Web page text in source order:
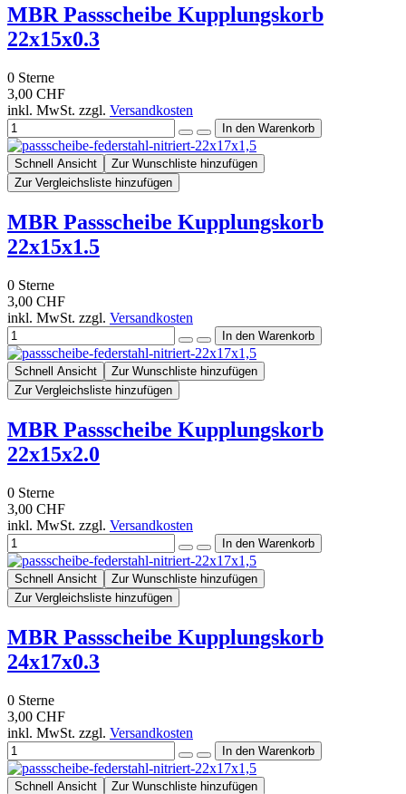
MBR Passscheibe Kupplungskorb
22x15x0.3
0 Sterne
3,00 CHF
inkl. MwSt. zzgl. Versandkosten
Schnell Ansicht
Zur Wunschliste hinzufügen
Zur Vergleichsliste hinzufügen
MBR Passscheibe Kupplungskorb
22x15x1.5
0 Sterne
3,00 CHF
inkl. MwSt. zzgl. Versandkosten
Schnell Ansicht
Zur Wunschliste hinzufügen
Zur Vergleichsliste hinzufügen
MBR Passscheibe Kupplungskorb
22x15x2.0
0 Sterne
3,00 CHF
inkl. MwSt. zzgl. Versandkosten
Schnell Ansicht
Zur Wunschliste hinzufügen
Zur Vergleichsliste hinzufügen
MBR Passscheibe Kupplungskorb
24x17x0.3
0 Sterne
3,00 CHF
inkl. MwSt. zzgl. Versandkosten
Schnell Ansicht
Zur Wunschliste hinzufügen